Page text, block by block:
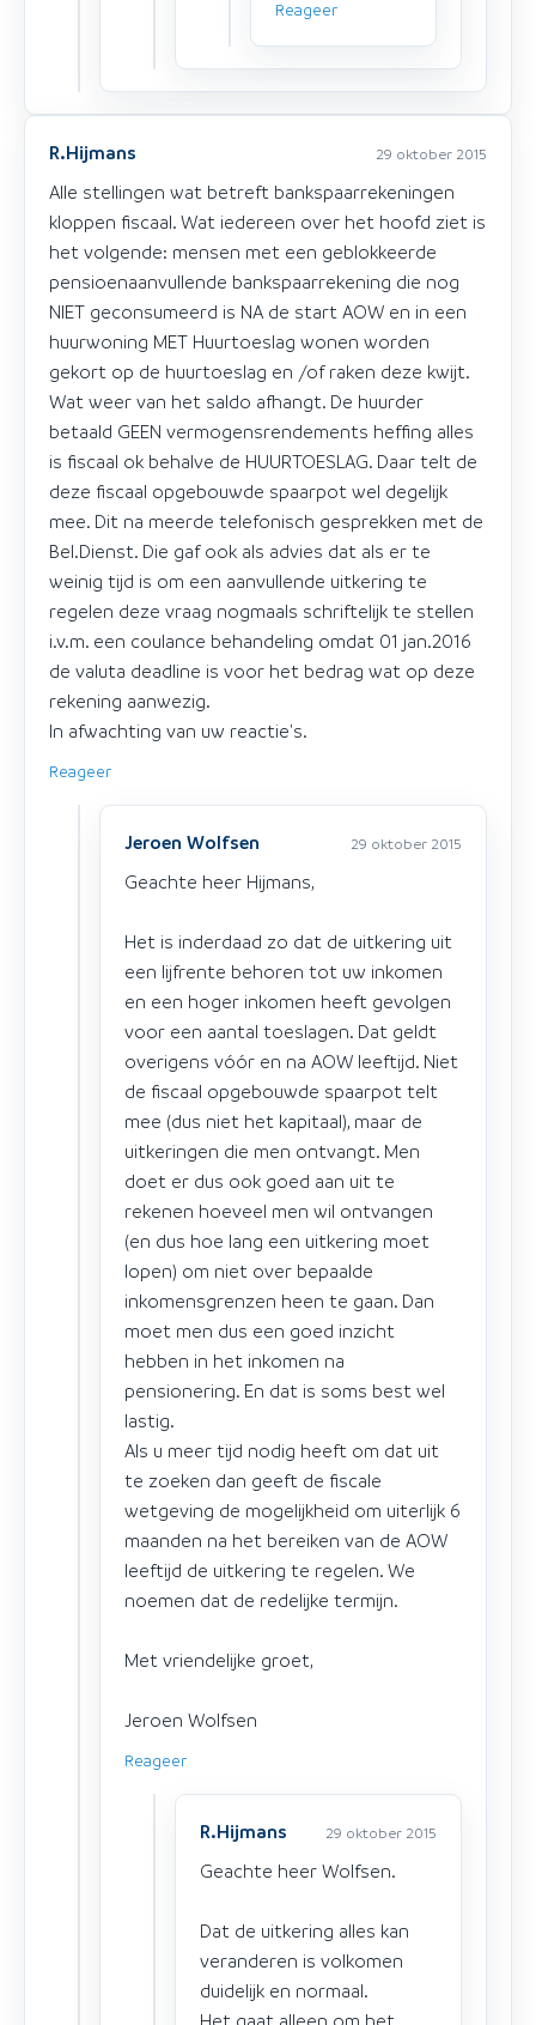
Reageer
R.Hijmans 29 oktober 2015
Alle stellingen wat betreft bankspaarrekeningen
kloppen fiscaal. Wat iedereen over het hoofd ziet is
het volgende: mensen met een geblokkeerde
pensioenaanvullende bankspaarrekening die nog
NIET geconsumeerd is NA de start AOW en in een
huurwoning MET Huurtoeslag wonen worden
gekort op de huurtoeslag en /of raken deze kwijt.
Wat weer van het saldo afhangt. De huurder
betaald GEEN vermogensrendements heffing alles
is fiscaal ok behalve de HUURTOESLAG. Daar telt de
deze fiscaal opgebouwde spaarpot wel degelijk
mee. Dit na meerde telefonisch gesprekken met de
Bel.Dienst. Die gaf ook als advies dat als er te
weinig tijd is om een aanvullende uitkering te
regelen deze vraag nogmaals schriftelijk te stellen
i.v.m. een coulance behandeling omdat 01 jan.2016
de valuta deadline is voor het bedrag wat op deze
rekening aanwezig.
In afwachting van uw reactie's.
Reageer
Jeroen Wolfsen 29 oktober 2015
Geachte heer Hijmans,
Het is inderdaad zo dat de uitkering uit
een lijfrente behoren tot uw inkomen
en een hoger inkomen heeft gevolgen
voor een aantal toeslagen. Dat geldt
overigens vóór en na AOW leeftijd. Niet
de fiscaal opgebouwde spaarpot telt
mee (dus niet het kapitaal), maar de
uitkeringen die men ontvangt. Men
doet er dus ook goed aan uit te
rekenen hoeveel men wil ontvangen
(en dus hoe lang een uitkering moet
lopen) om niet over bepaalde
inkomensgrenzen heen te gaan. Dan
moet men dus een goed inzicht
hebben in het inkomen na
pensionering. En dat is soms best wel
lastig.
Als u meer tijd nodig heeft om dat uit
te zoeken dan geeft de fiscale
wetgeving de mogelijkheid om uiterlijk 6
maanden na het bereiken van de AOW
leeftijd de uitkering te regelen. We
noemen dat de redelijke termijn.
Met vriendelijke groet,
Jeroen Wolfsen
Reageer
R.Hijmans 29 oktober 2015
Geachte heer Wolfsen.
Dat de uitkering alles kan
veranderen is volkomen
duidelijk en normaal.
Het gaat alleen om het